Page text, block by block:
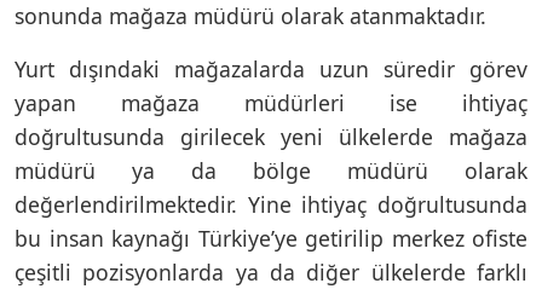
sonunda mağaza müdürü olarak atanmaktadır.
Yurt dışındaki mağazalarda uzun süredir görev
yapan mağaza müdürleri ise ihtiyaç
doğrultusunda girilecek yeni ülkelerde mağaza
müdürü ya da bölge müdürü olarak
değerlendirilmektedir. Yine ihtiyaç doğrultusunda
bu insan kaynağı Türkiye’ye getirilip merkez ofiste
çeşitli pozisyonlarda ya da diğer ülkelerde farklı